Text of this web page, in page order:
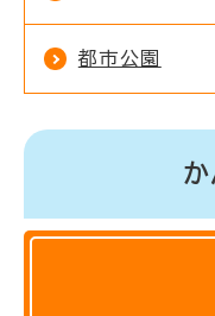
都市公園